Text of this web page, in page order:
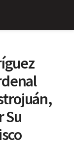
Su